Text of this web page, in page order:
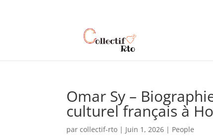
Omar Sy –
culturel français à
parcollectif-rto | Juin 1, 2026 | People